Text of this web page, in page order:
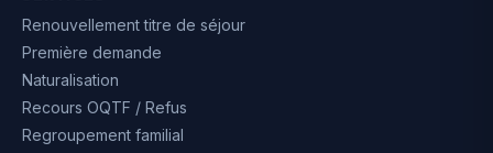
Renouvellement titre de séjour
Première demande
Naturalisation
Recours OQTF / Refus
Regroupement familial